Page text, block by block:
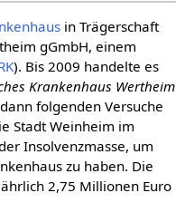
in Trägerschaft
gGmbH, einem
). Bis 2009 handelte es
Krankenhaus Wertheim
folgenden Versuche
Stadt Weinheim im
Insolvenzmasse, um
zu haben. Die
2,75 Millionen Euro